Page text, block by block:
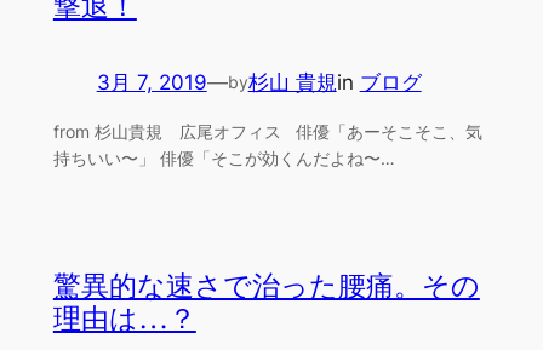
3月 7, 2019—by杉山 貴規in ブログ
from 杉山貴規 広尾オフィス 俳優「あーそこそこ、気
持ちいい〜」 俳優「そこが効くんだよね〜…
驚異的な速さで治った腰痛。その
理由は…？